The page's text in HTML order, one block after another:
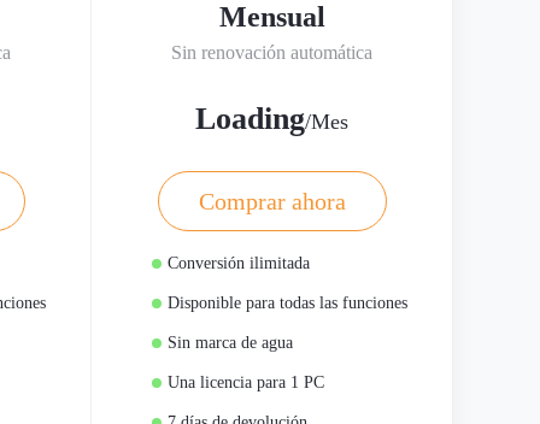
Mensual
Sin renovación automática
Loading/Mes
Comprar ahora
Conversión ilimitada
Disponible para todas las funciones
Sin marca de agua
Una licencia para 1 PC